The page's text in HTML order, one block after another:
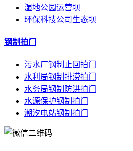
湿地公园运营坝
环保科技公司生态坝
钢制拍门
污水厂钢制止回拍门
水利局钢制排涝拍门
水务局钢制防洪拍门
水源保护钢制拍门
潮汐电站钢制拍门